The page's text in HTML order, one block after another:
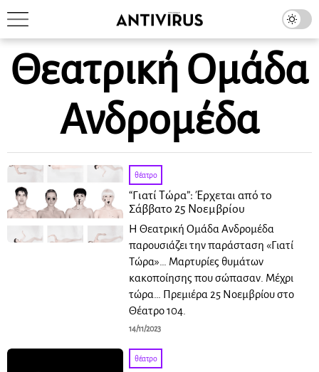
Θεατρική Oμάδα
Ανδρομέδα
θέατρο
“Γιατί Τώρα”: Έρχεται από το
Σάββατο 25 Νοεμβρίου
Η Θεατρική Oμάδα Ανδρομέδα
παρουσιάζει την παράσταση «Γιατί
Τώρα»… Μαρτυρίες θυμάτων
κακοποίησης που σώπασαν. Μέχρι
τώρα… Πρεμιέρα 25 Νοεμβρίου στο
Θέατρο 104.
14/11/2023
θέατρο